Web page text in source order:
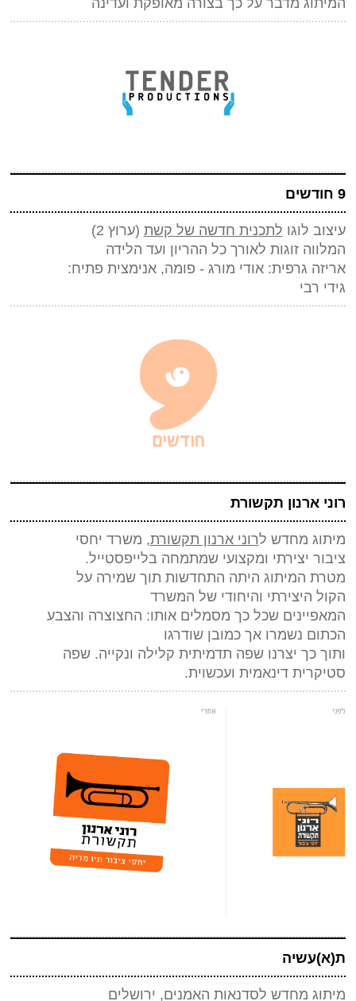
9 חודשים
עיצוב לוגו לתכנית חדשה של קשת (ערוץ 2)
המלווה זוגות לאורך כל ההריון ועד הלידה
אריזה גרפית: אודי מורג - פומה, אנימצית פתיח:
גידי רבי
רוני ארנון תקשורת
מיתוג מחדש לרוני ארנון תקשורת, משרד יחסי
ציבור יצירתי ומקצועי שמתמחה בלייפסטייל.
מטרת המיתוג היתה התחדשות תוך שמירה על
הקול היצירתי והיחודי של המשרד
המאפיינים שכל כך מסמלים אותו: החצוצרה והצבע
הכתום נשמרו אך כמובן שודרגו
ותוך כך יצרנו שפה תדמיתית קלילה ונקייה. שפה
סטיקרית דינאמית ועכשוית.
ת(א)עשיה
מיתוג מחדש לסדנאות האמנים, ירושלים